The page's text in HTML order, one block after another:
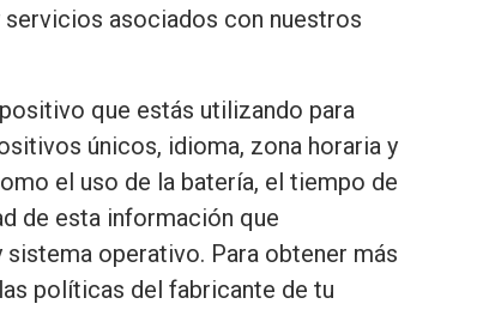
asociados con nuestros
que estás utilizando para
únicos, idioma, zona horaria y
el uso de la batería, el tiempo de
de esta información que
operativo. Para obtener más
políticas del fabricante de tu